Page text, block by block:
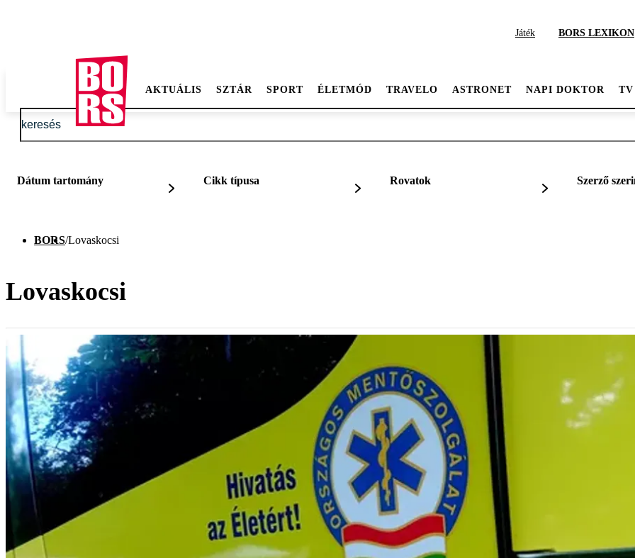
Játék BORS LEXIKON
AKTUÁLIS SZTÁR SPORT ÉLETMÓD TRAVELO ASTRONET NAPI DOKTOR TV
Dátum tartomány Cikk típusa Rovatok Szerző
BORS/Lovaskocsi
Lovaskocsi